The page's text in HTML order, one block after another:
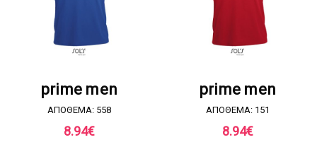
prime men
ΑΠΟΘΕΜΑ: 558
8.94€
prime men
ΑΠΟΘΕΜΑ: 151
8.94€